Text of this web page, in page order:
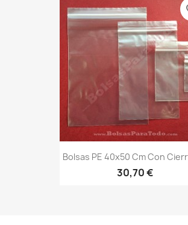
Bolsas PE 40x50 Cm Con
30,70 €